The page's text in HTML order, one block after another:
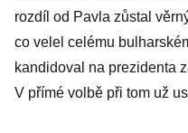
rozdíl od Pavla zůstal
co velel celému
kandidoval na prezidenta
V přímé volbě při tom už